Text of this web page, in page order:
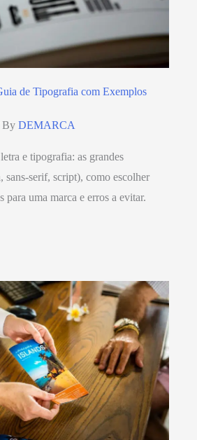
de Tipografia com Exemplos
By DEMARCA
e tipografia: as grandes
sans-serif, script), como escolher
para uma marca e erros a evitar.